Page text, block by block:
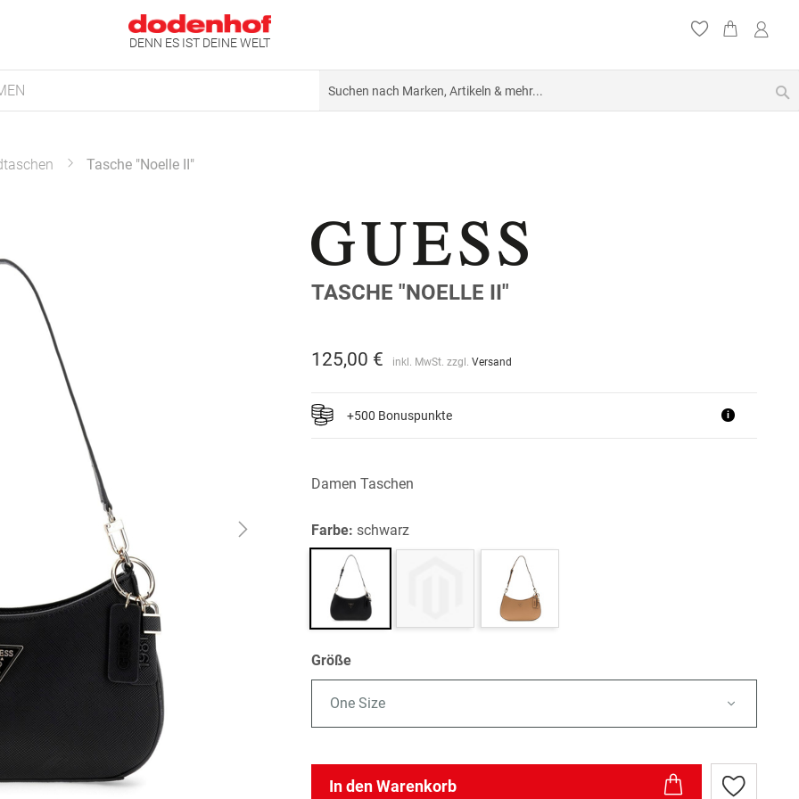
DENN ES IST DEINE WELT
Tasche "Noelle II"
TASCHE "NOELLE II"
125,00 € inkl. MwSt. zzgl.Versand
+500 Bonuspunkte i
Damen Taschen
Farbe:schwarz
Größe
One Size
In den Warenkorb
Zur